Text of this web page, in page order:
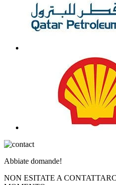
Abbiate domande!
NON ESITATE A